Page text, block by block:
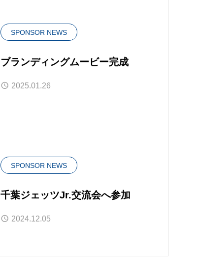
SPONSOR NEWS
ブランディングムービー完成
2025.01.26
SPONSOR NEWS
千葉ジェッツJr.交流会へ参加
2024.12.05